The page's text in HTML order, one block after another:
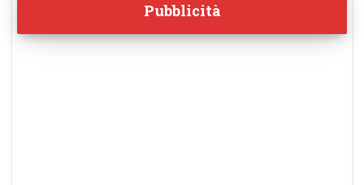
Pubblicità